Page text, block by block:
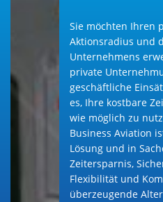
Sie möchten Ihren
Aktionsradius und
Unternehmens
private
geschäftliche
es, Ihre kostbare
wie möglich zu
Business Aviation
Lösung und in
Zeitersparnis,
Flexibilität und
überzeugende